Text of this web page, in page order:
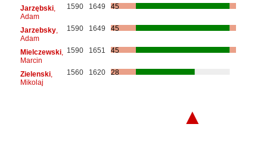
Jarzębski,
Adam
1590 1649 45
Jarzebsky,
Adam
1590 1649 45
Mielczewski,
Marcin
1590 1651 45
Zielenski,
Mikolaj
1560 1620 28
▲